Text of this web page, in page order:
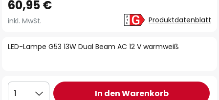
Anfang
der
springen
LED-Lampe G53 13W Dual Beam AC 12 V warmweiß
60,95 €
inkl. MwSt. Produktdatenblatt
1 In den Warenkorb